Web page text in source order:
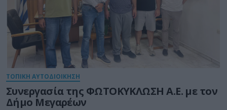
ΤΟΠΙΚΗ ΑΥΤΟΔΙΟΙΚΗΣΗ
Συνεργασία της ΦΩΤΟΚΥΚΛΩΣΗ Α.Ε. με τον
Δήμο Μεγαρέων